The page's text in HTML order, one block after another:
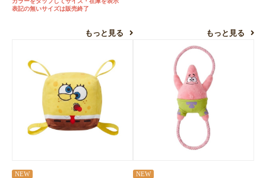
表記の無いサイズは販売終了
もっと見る もっと見る
NEW NEW